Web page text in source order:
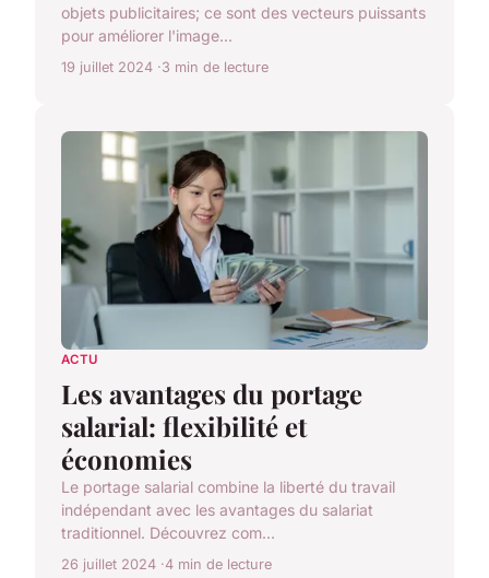
objets publicitaires; ce sont des vecteurs puissants
pour améliorer l'image...
19 juillet 2024 3 min de lecture
ACTU
Les avantages du portage
salarial: flexibilité et
économies
Le portage salarial combine la liberté du travail
indépendant avec les avantages du salariat
traditionnel. Découvrez com...
26 juillet 2024 4 min de lecture